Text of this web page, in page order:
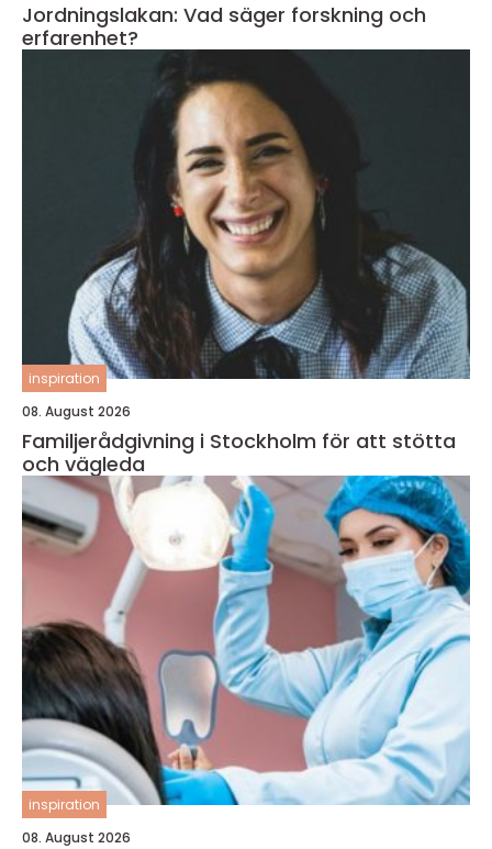
Jordningslakan: Vad säger forskning och
erfarenhet?
inspiration
08. August 2026
Familjerådgivning i Stockholm för att stötta
och vägleda
inspiration
08. August 2026